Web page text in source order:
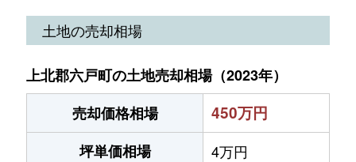
土地の売却相場
上北郡六戸町の土地売却相場（2023年）
売却価格相場
450万円
坪単価相場
4万円